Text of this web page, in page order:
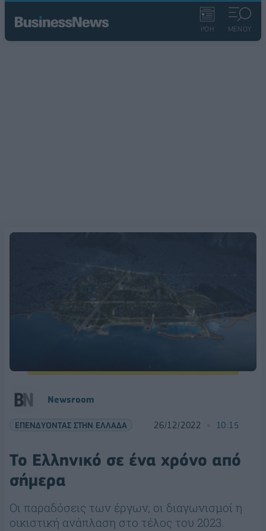
ΡΟΗ ΜΕΝΟΥ
Newsroom
ΕΠΕΝΔΥΟΝΤΑΣ ΣΤΗΝ ΕΛΛΑΔΑ 26/12/2022 10:15
Το Ελληνικό σε ένα χρόνο από
σήμερα
Οι παραδόσεις των έργων, οι διαγωνισμοί η
οικιστική ανάπλαση στο τέλος του 2023.